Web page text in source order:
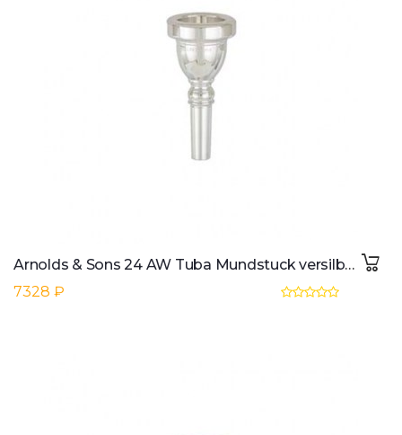
Arnolds & Sons 24 AW Tuba Mundstuck versilbert
7328 ₽